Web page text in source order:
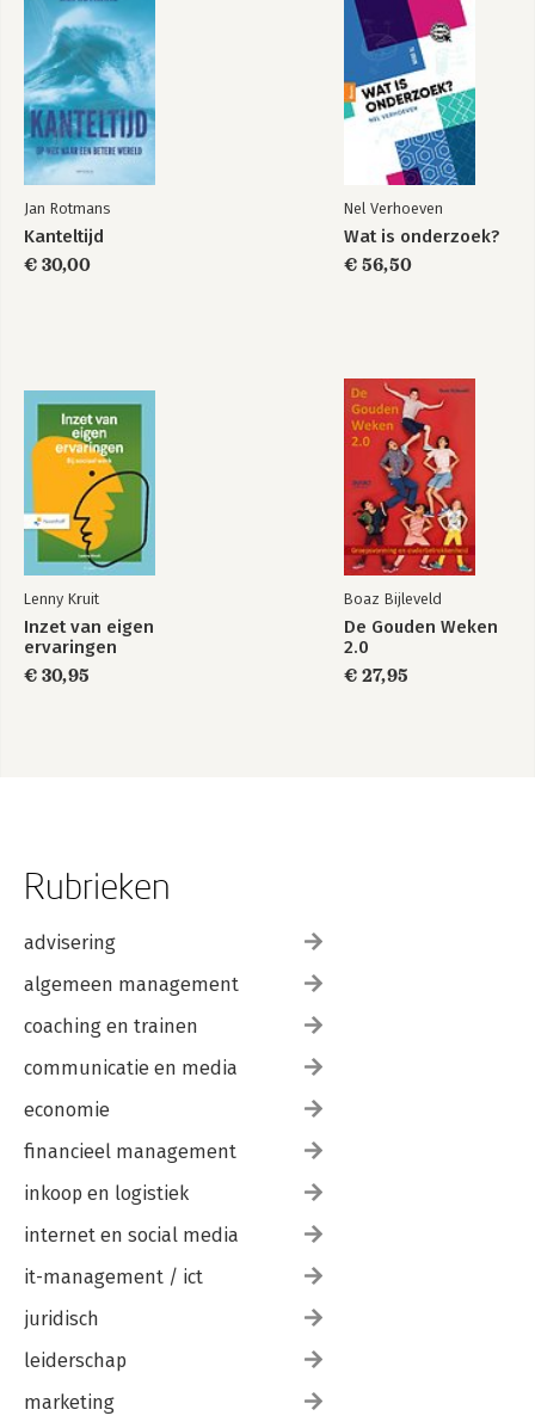
Jan Rotmans
Kanteltijd
€ 30,00
Nel Verhoeven
Wat is onderzoek?
€ 56,50
Lenny Kruit
Inzet van eigen
ervaringen
€ 30,95
Boaz Bijleveld
De Gouden Weken
2.0
€ 27,95
Rubrieken
advisering
algemeen management
coaching en trainen
communicatie en media
economie
financieel management
inkoop en logistiek
internet en social media
it-management / ict
juridisch
leiderschap
marketing